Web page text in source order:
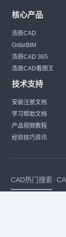
核心产品
浩辰CAD
GstarBIM
浩辰CAD 365
浩辰CAD看图王
技术支持
安装注册文档
学习帮助文档
产品视频教程
经验技巧资讯
CAD热门搜索